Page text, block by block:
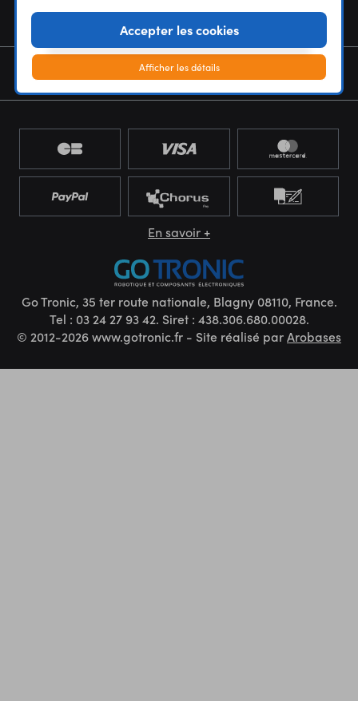
NEWSLETTER
En savoir +
Go Tronic, 35 ter route nationale, Blagny 08110, France.
Tel : 03 24 27 93 42. Siret : 438.306.680.00028.
© 2012-2026 www.gotronic.fr - Site réalisé parArobases
Accepter les cookies
Afficher les détails